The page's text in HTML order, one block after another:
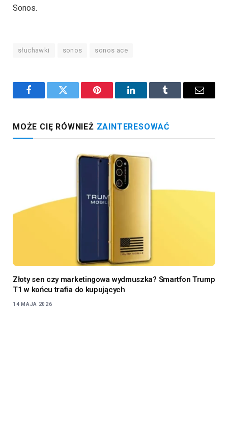
Sonos.
słuchawki sonos sonos ace
FacebookTwitter Pinterest LinkedInTumblr Email
MOŻE CIĘ RÓWNIEŻ ZAINTERESOWAĆ
Złoty sen czy marketingowa wydmuszka? Smartfon Trump
T1 w końcu trafia do kupujących
14 MAJA 2026